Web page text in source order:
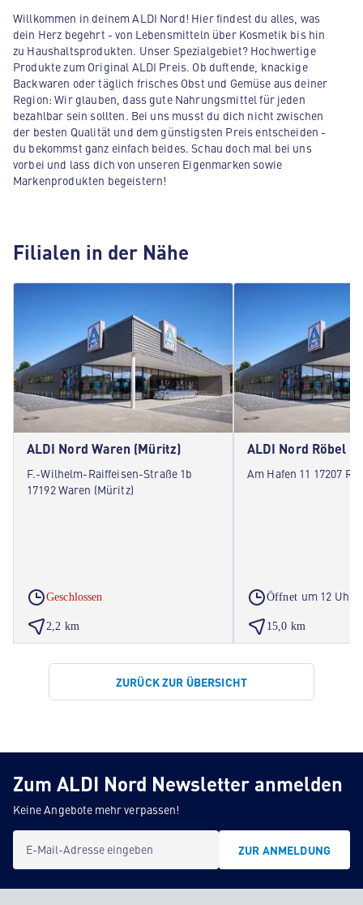
Willkommen in deinem ALDI Nord! Hier findest du alles, was
dein Herz begehrt - von Lebensmitteln über Kosmetik bis hin
zu Haushaltsprodukten. Unser Spezialgebiet? Hochwertige
Produkte zum Original ALDI Preis. Ob duftende, knackige
Backwaren oder täglich frisches Obst und Gemüse aus deiner
Region: Wir glauben, dass gute Nahrungsmittel für jeden
bezahlbar sein sollten. Bei uns musst du dich nicht zwischen
der besten Qualität und dem günstigsten Preis entscheiden -
du bekommst ganz einfach beides. Schau doch mal bei uns
vorbei und lass dich von unseren Eigenmarken sowie
Markenprodukten begeistern!
Filialen in der Nähe
ALDI Nord Waren (Müritz)
F.-Wilhelm-Raiffeisen-Straße 1b
17192 Waren (Müritz)
Geschlossen
2,2 km
ALDI Nord Röbel
Am Hafen 11 17207
Öffnet um 12 Uhr
15,0 km
ZURÜCK ZUR ÜBERSICHT
Zum ALDI Nord Newsletter anmelden
Keine Angebote mehr verpassen!
E-Mail-Adresse eingeben ZUR ANMELDUNG